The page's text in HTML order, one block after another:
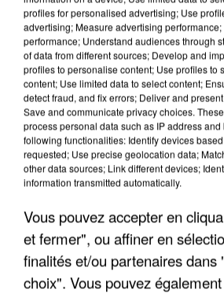
L’UN DES FONDATEURS
MAFIA INTERPELLÉ EN ALGÉRIE
profiles for personalised advertising; Use
advertising; Measure advertising
performance; Understand audiences through
of data from different sources; Develop and
profiles to personalise content; Use profiles to
content; Use limited data to select content;
detect fraud, and fix errors; Deliver and
Save and communicate privacy choices.
process personal data such as IP address
following functionalities: Identify devices
requested; Use precise geolocation data;
other data sources; Link different devices;
information transmitted automatically.
Vous pouvez accepter en
et fermer", ou affiner en
finalités et/ou partenaires dans
choix". Vous pouvez